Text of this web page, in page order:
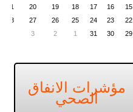
15
16
17
18
19
20
21
22
23
24
25
26
27
28
29
30
31
1
2
3
مؤشرات الانفاق
الصحي